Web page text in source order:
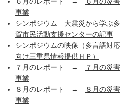
事業
シンポジウム 大震災から学
賀市民活動支援センターの記事
シンポジウムの映像（多言語
向け三重県情報提供ＨＰ）
７月のレポート →
７月の災
事業
８月のレポート →
８月の災
事業